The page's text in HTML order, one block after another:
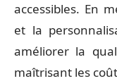
accessibles. En
et la
améliorer la
maîtrisant les